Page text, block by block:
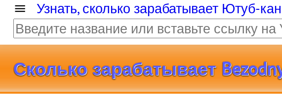
Узнать, сколько зарабатывает Ютуб-
Сколько зарабатывает